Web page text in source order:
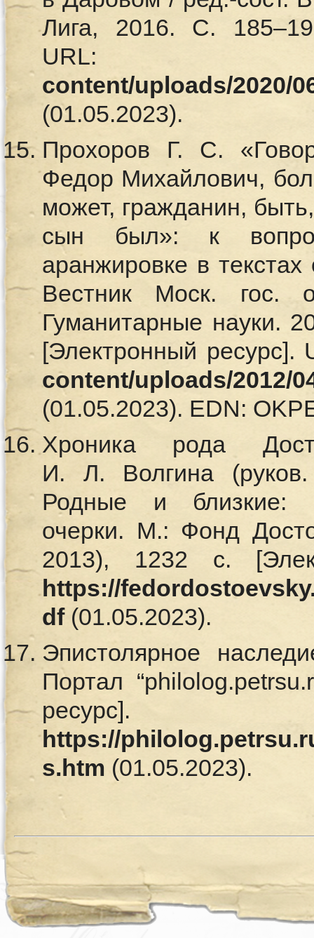
Лига, 2016. С.
content/uploads/2020/
(01.05.2023).
Прохоров Г. С.
Федор Михайлович,
может, гражданин,
сын был»: к
аранжировке в
Вестник Моск. гос.
Гуманитарные науки.
[Электронный ресурс].
content/uploads/2012/
(01.05.2023). EDN:
Хроника рода
И. Л. Волгина
Родные и близкие:
очерки. М.: Фонд
2013), 1232 c.
https://
df(01.05.2023).
Эпистолярное
Портал
https://
s.htm (01.05.2023).